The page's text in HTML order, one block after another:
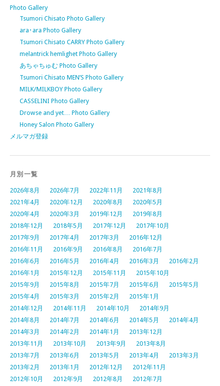
Photo Gallery
Tsumori Chisato Photo Gallery
ara･ara Photo Gallery
Tsumori Chisato CARRY Photo Gallery
melantrick hemlighet Photo Gallery
あちゃちゅむ Photo Gallery
Tsumori Chisato MEN’S Photo Gallery
MILK/MILKBOY Photo Gallery
CASSELINI Photo Gallery
Drowse and yet… Photo Gallery
Honey Salon Photo Gallery
メルマガ登録
月別一覧
2026年8月 2026年7月 2022年11月
2021年8月
2021年4月
2020年12月 2020年8月
2020年5月
2020年4月
2020年3月 2019年12月
2019年8月
2018年12月
2018年5月 2017年12月
2017年10月
2017年9月
2017年4月 2017年3月
2016年12月
2016年11月
2016年9月 2016年8月
2016年7月
2016年6月
2016年5月 2016年4月 2016年3月
2016年2月
2016年1月
2015年12月 2015年11月
2015年10月
2015年9月
2015年8月 2015年7月 2015年6月
2015年5月
2015年4月
2015年3月 2015年2月
2015年1月
2014年12月
2014年11月 2014年10月
2014年9月
2014年8月
2014年7月 2014年6月 2014年5月
2014年4月
2014年3月
2014年2月 2014年1月
2013年12月
2013年11月
2013年10月 2013年9月
2013年8月
2013年7月
2013年6月 2013年5月 2013年4月
2013年3月
2013年2月
2013年1月 2012年12月
2012年11月
2012年10月
2012年9月 2012年8月
2012年7月